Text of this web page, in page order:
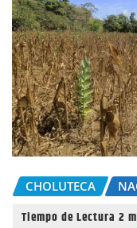
CHOLUTECA